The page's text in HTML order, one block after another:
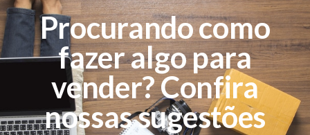
Procurando como
fazer algo para
vender? Confira
nossas sugestões